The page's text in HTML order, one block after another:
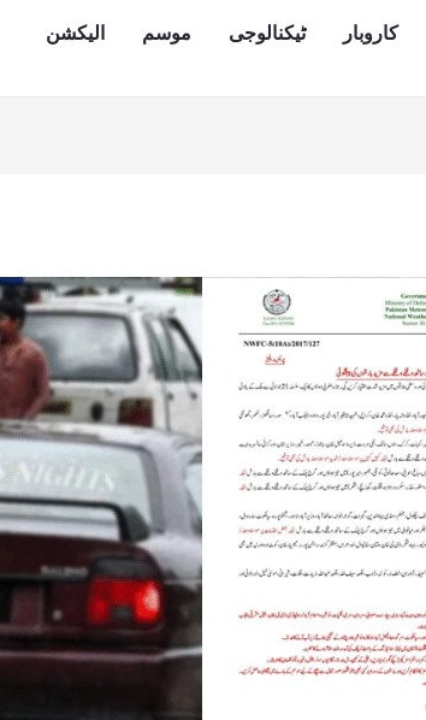
کاروبار ٹیکنالوجی موسم
الیکشن